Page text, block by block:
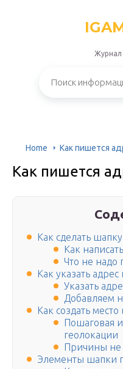
Журнал
Home Как пишется
Как пишется
Как сделать
Как
Что не надо
Как указать
Указать
Добавляем
Как создать
Пошаговая
геолокации
Причины не
Элементы шапки